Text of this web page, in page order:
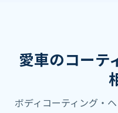
愛車のコーテ
ボディコーティング・